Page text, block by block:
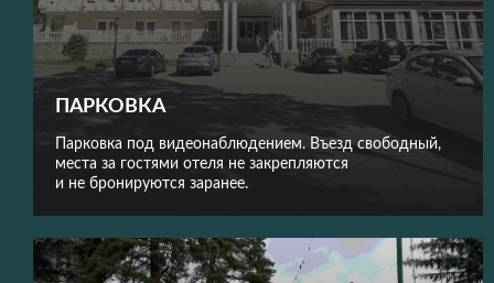
ПАРКОВКА
Парковка под видеонаблюдением. Въезд свободный,
места за гостями отеля не закрепляются
и не бронируются заранее.